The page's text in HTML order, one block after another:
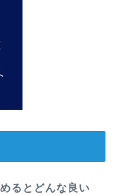
るとどんな良い